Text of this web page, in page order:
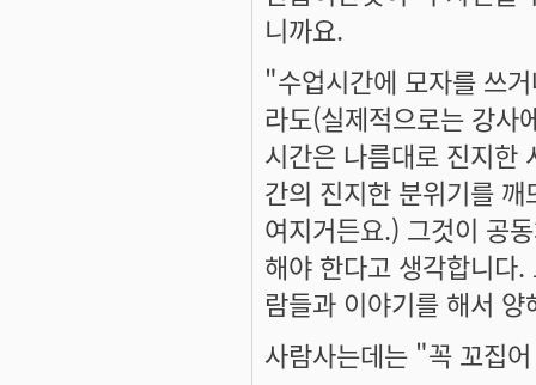
니까요.
"수업시간에 모자를 쓰
라도(실제적으로는 강사
시간은 나름대로 진지한
간의 진지한 분위기를
여지거든요.) 그것이 공
해야 한다고 생각합니다
람들과 이야기를 해서
사람사는데는 "꼭 꼬집